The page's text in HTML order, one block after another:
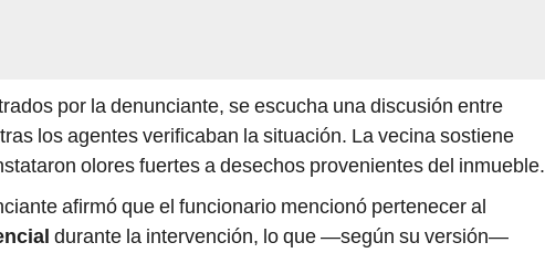
por la denunciante, se escucha una discusión entre
los agentes verificaban la situación. La vecina sostiene
olores fuertes a desechos provenientes del inmueble.
afirmó que el funcionario mencionó pertenecer al
durante la intervención, lo que —según su versión—